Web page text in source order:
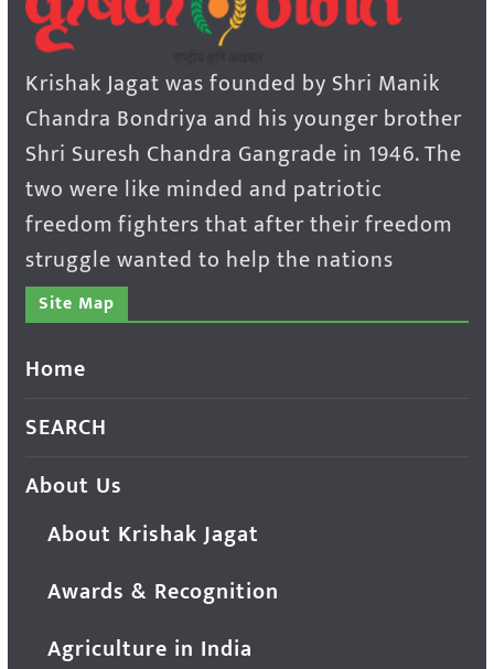
Krishak Jagat was founded by Shri Manik
Chandra Bondriya and his younger brother
Shri Suresh Chandra Gangrade in 1946. The
two were like minded and patriotic
freedom fighters that after their freedom
struggle wanted to help the nations
Site Map
Home
SEARCH
About Us
About Krishak Jagat
Awards & Recognition
Agriculture in India